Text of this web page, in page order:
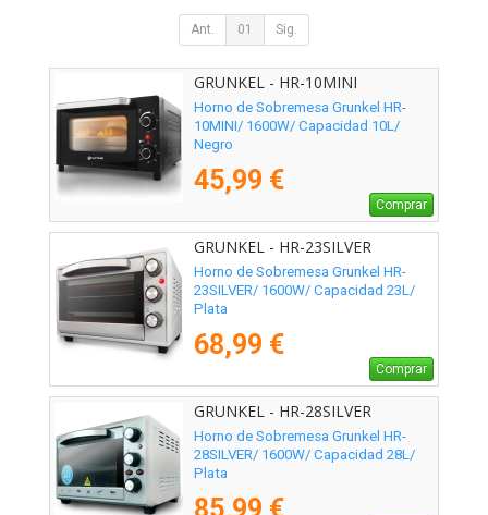
Ant. 01 Sig.
GRUNKEL - HR-10MINI
Horno de Sobremesa Grunkel HR-
10MINI/ 1600W/ Capacidad 10L/
Negro
45,99 €
Comprar
GRUNKEL - HR-23SILVER
Horno de Sobremesa Grunkel HR-
23SILVER/ 1600W/ Capacidad 23L/
Plata
68,99 €
Comprar
GRUNKEL - HR-28SILVER
Horno de Sobremesa Grunkel HR-
28SILVER/ 1600W/ Capacidad 28L/
Plata